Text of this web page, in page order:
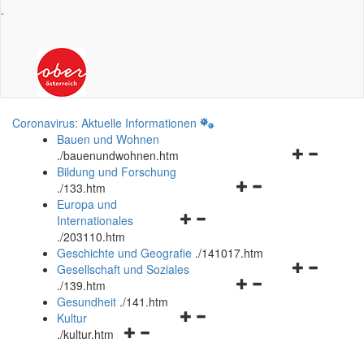
.
Coronavirus: Aktuelle Informationen
Bauen und Wohnen
./bauenundwohnen.htm
Navigationsmenü
Bildung und Forschung
./133.htm
Navigationsmenü
und
schließen
Europa und
Internationales
./203110.htm
Geschichte und Geografie ./141017.htm
Navigationsmenü
Gesellschaft und Soziales
./139.htm
Navigationsmenü
Gesundheit ./141.htm
Navigationsmenü
Kultur
./kultur.htm